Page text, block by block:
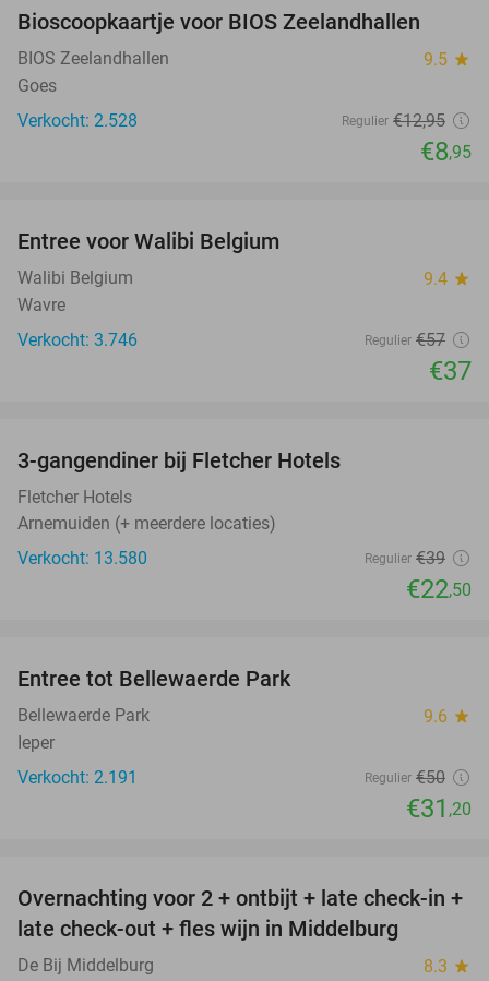
Bioscoopkaartje voor BIOS Zeelandhallen
BIOS Zeelandhallen 9.5 star
Goes
Verkocht: 2.528
Regulier €12,95
€8,95
Entree voor Walibi Belgium
Walibi Belgium 9.4 star
Wavre
Verkocht: 3.746
Regulier €57
€37
3-gangendiner bij Fletcher Hotels
Fletcher Hotels
Arnemuiden (+ meerdere locaties)
Verkocht: 13.580
Regulier €39
€22,50
Entree tot Bellewaerde Park
Bellewaerde Park 9.6 star
Ieper
Verkocht: 2.191
Regulier €50
€31 ,20
52%
Overnachting voor 2 + ontbijt + late check-in +
late check-out + fles wijn in Middelburg
De Bij Middelburg 8.3 star